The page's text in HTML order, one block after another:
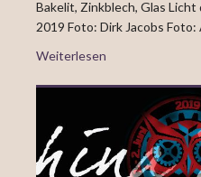
Bakelit, Zinkblech, Glas
2019 Foto: Dirk Jacobs
Weiterlesen